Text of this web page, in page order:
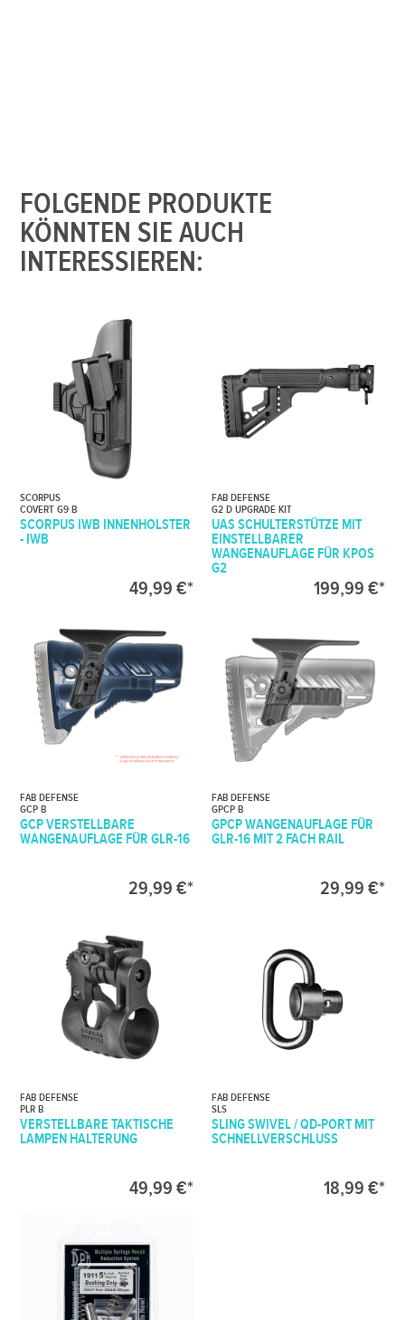
FOLGENDE PRODUKTE
KÖNNTEN SIE AUCH
INTERESSIEREN:
SCORPUS
COVERT G9 B
SCORPUS IWB INNENHOLSTER
- IWB
49,99 €*
FAB DEFENSE
G2 D UPGRADE KIT
UAS SCHULTERSTÜTZE MIT
EINSTELLBARER
WANGENAUFLAGE FÜR KPOS
G2
199,99 €*
FAB DEFENSE
GCP B
GCP VERSTELLBARE
WANGENAUFLAGE FÜR GLR-16
29,99 €*
FAB DEFENSE
GPCP B
GPCP WANGENAUFLAGE FÜR
GLR-16 MIT 2 FACH RAIL
29,99 €*
FAB DEFENSE
PLR B
VERSTELLBARE TAKTISCHE
LAMPEN HALTERUNG
49,99 €*
FAB DEFENSE
SLS
SLING SWIVEL / QD-PORT MIT
SCHNELLVERSCHLUSS
18,99 €*